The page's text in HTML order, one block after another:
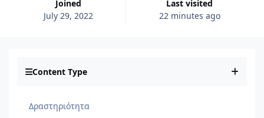
Joined
July 29, 2022
Last visited
22 minutes ago
Content Type
Δραστηριότητα